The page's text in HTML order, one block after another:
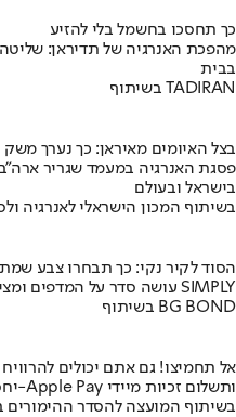
כך תחסכו בחשמל בלי להזיע
מהפכת האנרגיה של תדיראן:
בבית
בשיתוף TADIRAN
בצל האיומים מאיראן: כך נערך
פסגת האנרגיה במעמד שגריר
בישראל ובעולם
בשיתוף המכון הישראלי לאנרגיה
הסוד לקיר נקי: כך תבחרו צבע
מומחה BG BOND עושה סדר על המדפים ומציג את מותג הצבע SIMPLY
בשיתוף BG BOND
אל תחמיצו! גם אתם יכולים
יחסי הימור משופרים, הפקדות ב-Apple Pay ותשלום זכיות מיידי
בשיתוף המועצה להסדר ההימורים